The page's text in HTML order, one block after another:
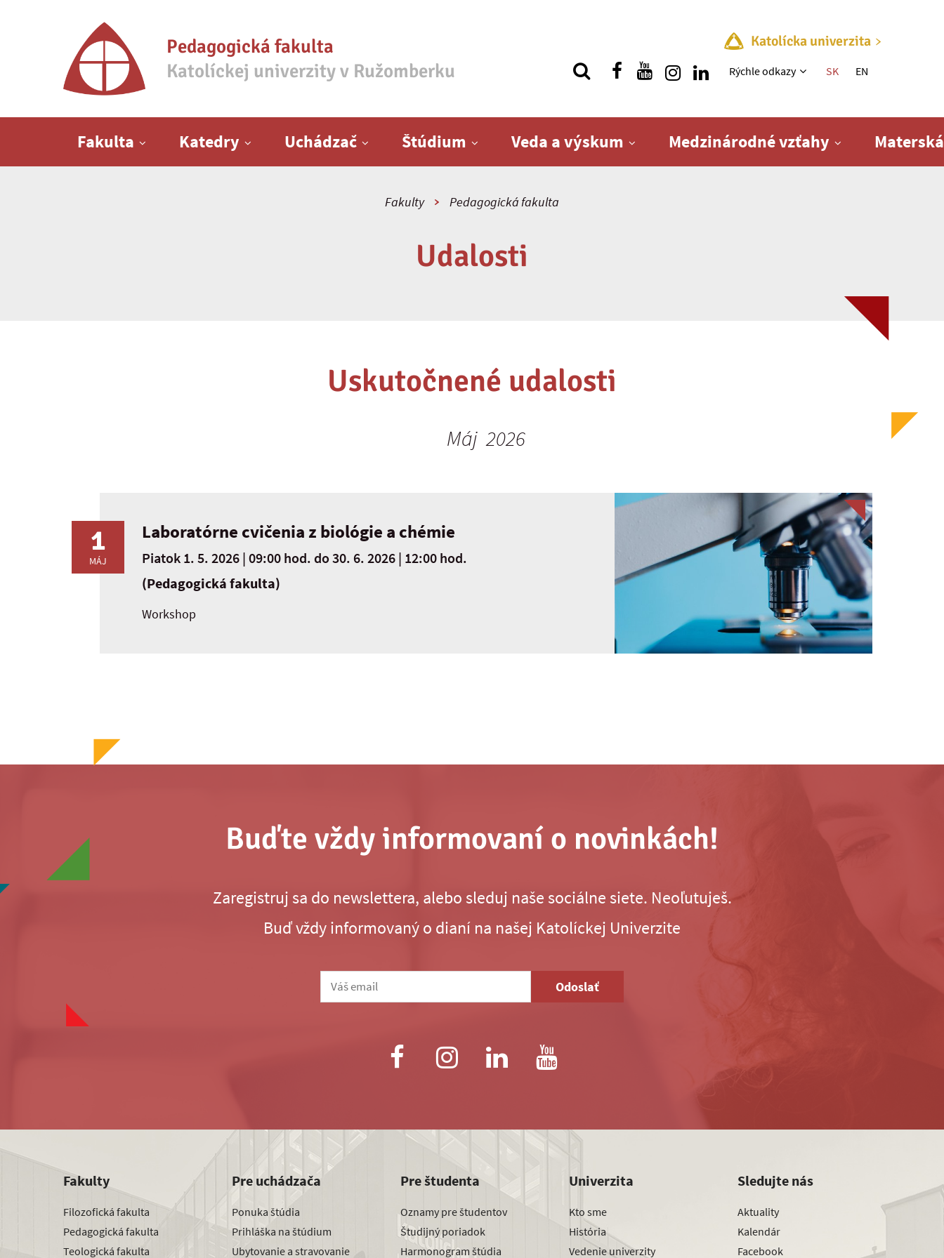
Pedagogická fakulta
Katolíckej univerzity v Ružomberku
Katolícka univerzita
Rýchle menu
Rýchle odkazy SK EN
Fakulta Katedry Uchádzač Štúdium Veda a výskum Medzinárodné vzťahy
Fakulty Pedagogická fakulta
Udalosti
Uskutočnené udalosti
Máj 2026
1
MÁJ
Laboratórne cvičenia z biológie a chémie
Piatok 1. 5. 2026 | 09:00 hod. do30. 6. 2026 | 12:00 hod.
(Pedagogická fakulta)
Workshop
Buďte vždy informovaní o novinkách!
Zaregistruj sa do newslettera, alebo sleduj naše sociálne siete. Neoľutuješ.
Buď vždy informovaný o dianí na našej Katolíckej Univerzite
Odoslať
Fakulty
Filozofická fakulta
Pedagogická fakulta
Teologická fakulta
Pre uchádzača
Ponuka štúdia
Prihláška na štúdium
Ubytovanie a stravovanie
Pre študenta
Oznamy pre študentov
Študijný poriadok
Harmonogram štúdia
Univerzita
Kto sme
História
Vedenie univerzity
Sledujte nás
Aktuality
Kalendár
Facebook